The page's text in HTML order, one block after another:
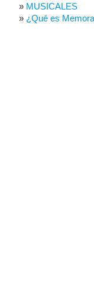
MUSICALES
¿Qué es